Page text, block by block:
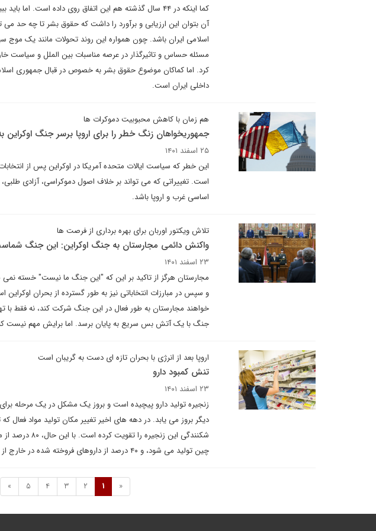
کما اینکه در ۴۴ سال گذشته هم این اتفاق روی داده است.
آن بتوان این ارزیابی و برآورد را داشت که حقوق بشر تا چه
اسلامی ایران باشد. چون همواره این روند تحولات مانند یک
مسئله حساس و تاثیرگذار در عرصه مناسبات بین الملل و
کرد. اما کماکان موضوع حقوق بشر به خصوص در قبال جمهوری
داخلی ایران است.
هم زمان با کاهش محبوبیت دموکرات ها
جمهوریخواهان زنگ خطر را برای اروپا برسر جنگ اوکراین
۲۵ اسفند ۱۴۰۱
این خطر که سیاست ایالات متحده آمریکا در اوکراین پس از
است. تغییراتی که می تواند بر خلاف اصول دموکراسی، آزادی
اساسی غرب و اروپا باشد.
تلاش ویکتور اوربان برای بهره برداری از فرصت ها
واکنش دائمی مجارستان به جنگ اوکراین: این جنگ
۲۳ اسفند ۱۴۰۱
مجارستان هرگز از تاکید بر این که "این جنگ ما نیست" خسته
و سپس در مبارزات انتخاباتی نیز به طور گسترده از بحران اوکراین
خواهند مجارستان به طور فعال در این جنگ شرکت کند، نه فقط با
جنگ با یک آتش بس سریع به پایان برسد. اما برایش مهم نیست که
اروپا بعد از انرژی با بحران تازه ای دست به گریبان است
تنش کمبود دارو
۲۳ اسفند ۱۴۰۱
زنجیره تولید دارو پیچیده است و بروز یک مشکل در یک مرحله
دیگر بروز می یابد. در دهه های اخیر تغییر مکان تولید مواد فعال
شکنندگی این
چین تولید می شود، و ۴۰ درصد از داروهای فروخته شده در خارج از اتحادیه تولید می شود.
«
1
2
3
4
5
»